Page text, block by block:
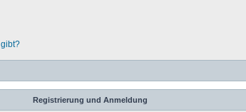
Registrierung und Anmeldung